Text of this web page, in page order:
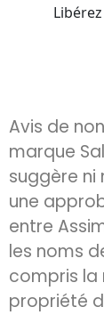
Avis de
marque
suggère ni
une
entre
les noms
compris la
propriété